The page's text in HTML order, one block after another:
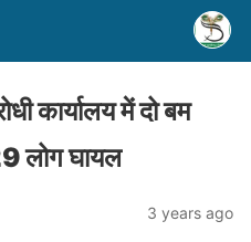
कार्यालय में दो बम
लोग घायल
3 years ago